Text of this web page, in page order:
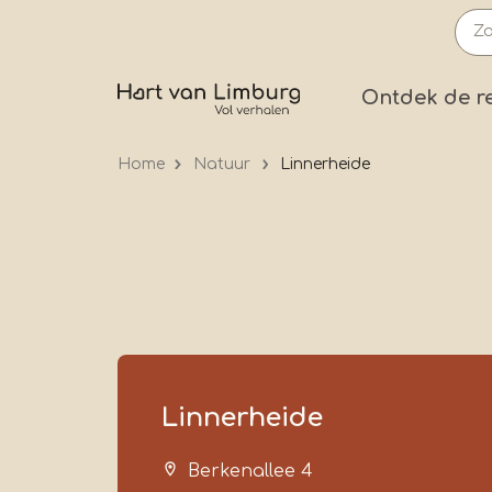
Ontdek de
Home Natuur Linnerheide
Linnerheide
Berkenallee 4